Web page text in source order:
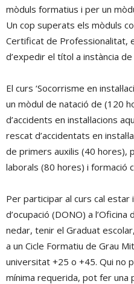
mòduls formatius i per un
Un cop superats els mòduls
Certificat de Professionalitat,
d’expedir el títol a instància de
El curs ‘Socorrisme en
un mòdul de natació de (120
d’accidents en instal·lacions
rescat d’accidentats en
de primers auxilis (40 hores),
laborals (80 hores) i formació
Per participar al curs cal
d’ocupació (DONO) a
nedar, tenir el Graduat
a un Cicle Formatiu de Grau
universitat +25 o +45. Qui no
mínima requerida, pot fer una